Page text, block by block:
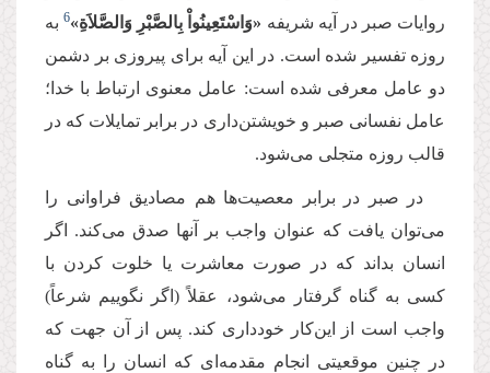
روایات صبر در آیه شریفه «وَاسْتَعِینُواْ بِالصَّبْرِ وَالصَّلاَةِ»‌6‌به
روزه تفسیر شده است. در این آیه برای پیروزی بر دشمن
دو عامل معرفی شده است: عامل معنوی ارتباط با خدا؛
عامل نفسانی صبر و خویشتن‌داری در برابر تمایلات كه در
قالب روزه متجلی می‌شود.
در صبر در برابر معصیت‌ها هم مصادیق فراوانی را
می‌توان یافت كه عنوان واجب بر آنها صدق می‌كند. اگر
انسان بداند كه در صورت معاشرت یا خلوت كردن با
كسی به گناه گرفتار می‌شود، عقلاً (اگر نگوییم شرعاً)
واجب است از این‌كار خودداری كند. پس از آن جهت كه
در چنین موقعیتی انجام مقدمه‌ای كه انسان را به گناه